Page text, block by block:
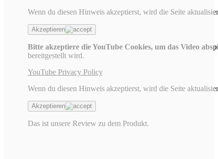
Wenn du diesen Hinweis akzeptierst, wird die Seite
Akzeptieren
Bitte akzeptiere die YouTube Cookies, um das Video
bereitgestellt wird.
YouTube Privacy Policy
Wenn du diesen Hinweis akzeptierst, wird die Seite
Akzeptieren
Das ist unsere Review zu dem Produkt.